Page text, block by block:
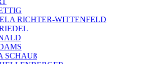
RICHTER-WITTENFELD
SCHAUß